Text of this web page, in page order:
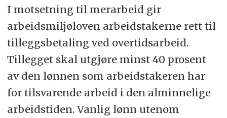
I motsetning til merarbeid gir
arbeidsmiljøloven arbeidstakerne rett til
tilleggsbetaling ved overtidsarbeid.
Tillegget skal utgjøre minst 40 prosent
av den lønnen som arbeidstakeren har
for tilsvarende arbeid i den alminnelige
arbeidstiden. Vanlig lønn utenom